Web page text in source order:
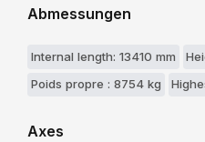
Abmessungen
Internal length: 13410 mm
Poids propre : 8754 kg
Axes